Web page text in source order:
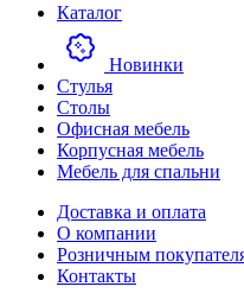
Каталог
Новинки
Стулья
Столы
Офисная мебель
Корпусная мебель
Мебель для спальни
Доставка и оплата
О компании
Розничным
Контакты